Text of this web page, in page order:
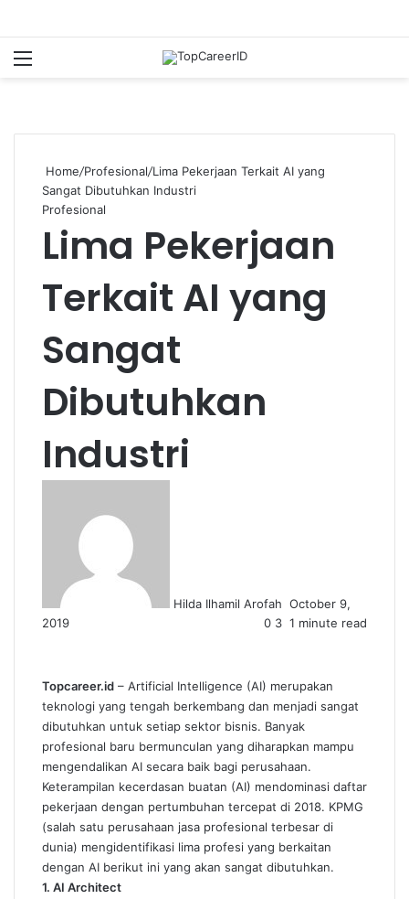
Menu
Home/Profesional/Lima Pekerjaan Terkait AI yang
Sangat Dibutuhkan Industri
Profesional
Lima Pekerjaan
Terkait AI yang
Sangat
Dibutuhkan
Industri
Hilda Ilhamil Arofah October 9,
2019
0 3 1 minute read
Topcareer.id – Artificial Intelligence (AI) merupakan
teknologi yang tengah berkembang dan menjadi sangat
dibutuhkan untuk setiap sektor bisnis. Banyak
profesional baru bermunculan yang diharapkan mampu
mengendalikan AI secara baik bagi perusahaan.
Keterampilan kecerdasan buatan (AI) mendominasi daftar
pekerjaan dengan pertumbuhan tercepat di 2018. KPMG
(salah satu perusahaan jasa profesional terbesar di
dunia) mengidentifikasi lima profesi yang berkaitan
dengan AI berikut ini yang akan sangat dibutuhkan.
1. AI Architect